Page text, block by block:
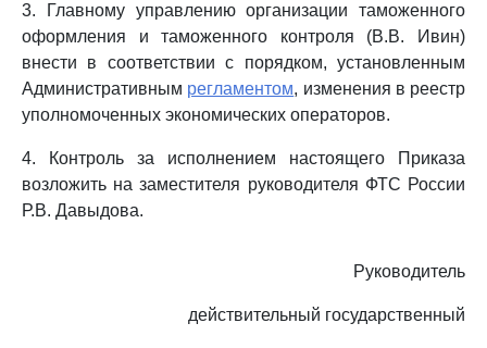
3. Главному управлению организации таможенного
оформления и таможенного контроля (В.В. Ивин)
внести в соответствии с порядком, установленным
Административным регламентом, изменения в реестр
уполномоченных экономических операторов.
4. Контроль за исполнением настоящего Приказа
возложить на заместителя руководителя ФТС России
Р.В. Давыдова.
Руководитель
действительный государственный